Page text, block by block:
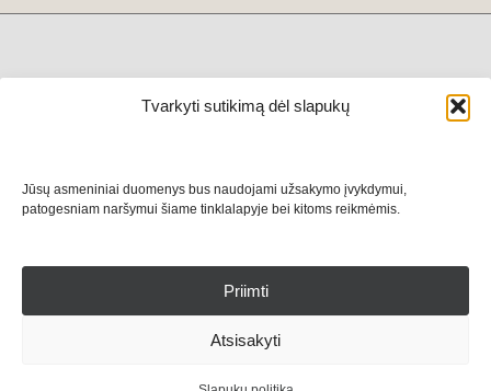
Tvarkyti sutikimą dėl slapukų
Jūsų asmeniniai duomenys bus naudojami užsakymo įvykdymui,
patogesniam naršymui šiame tinklalapyje bei kitoms reikmėmis.
Priimti
Atsisakyti
+370 611 79444
Privatumo politika
Kontaktai